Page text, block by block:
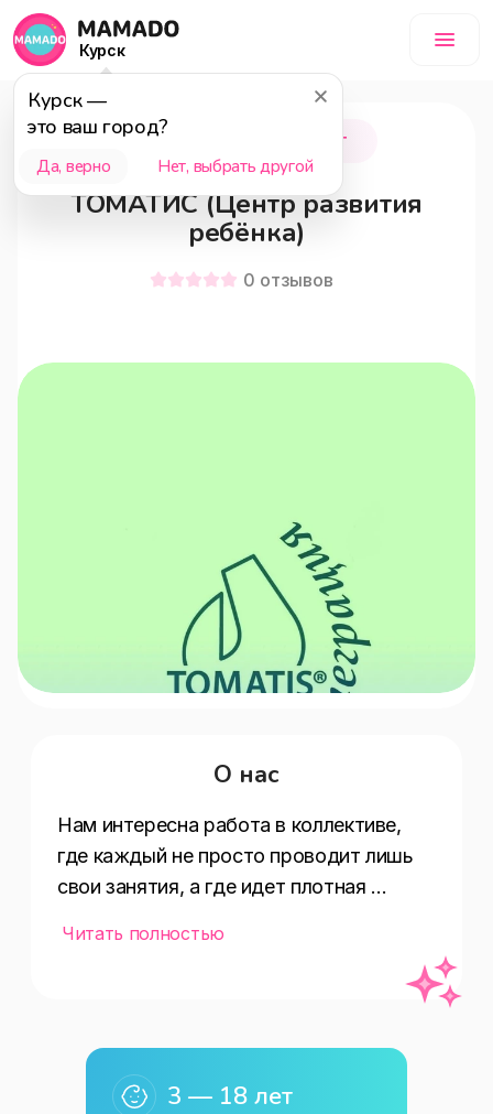
Курск
Курск—
это ваш город?
Да, верно Нет, выбрать другой
Курск 3 - 18 лет
ТОМАТИС (Центр развития
ребёнка)
0 отзывов
О нас
Нам интересна работа в коллективе,
где каждый не просто проводит лишь
свои занятия, а где идет плотная
Здесь наши стремления сбываются!
Читать полностью
3 — 18 лет